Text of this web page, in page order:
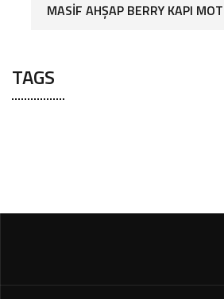
MASIF AHŞAP BERRY KAPI
TAGS